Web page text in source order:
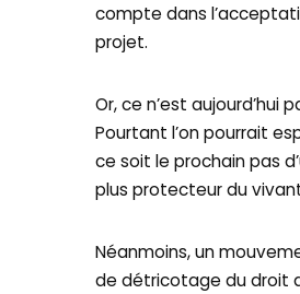
compte dans
projet.
Or, ce n’est aujourd’hui
Pourtant l’on pourrait
ce soit le prochain pas
plus protecteur du
Néanmoins, un
de détricotage du droit